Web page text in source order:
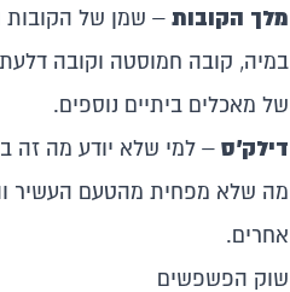
מלך הקובות – שמן של הקובות
במיה, קובה חמוסטה וקובה
של מאכלים ביתיים נוספים.
דילק'ס – למי שלא יודע מה זה
מה שלא מפחית מהטעם העשיר
אחרים.
שוק הפשפשים